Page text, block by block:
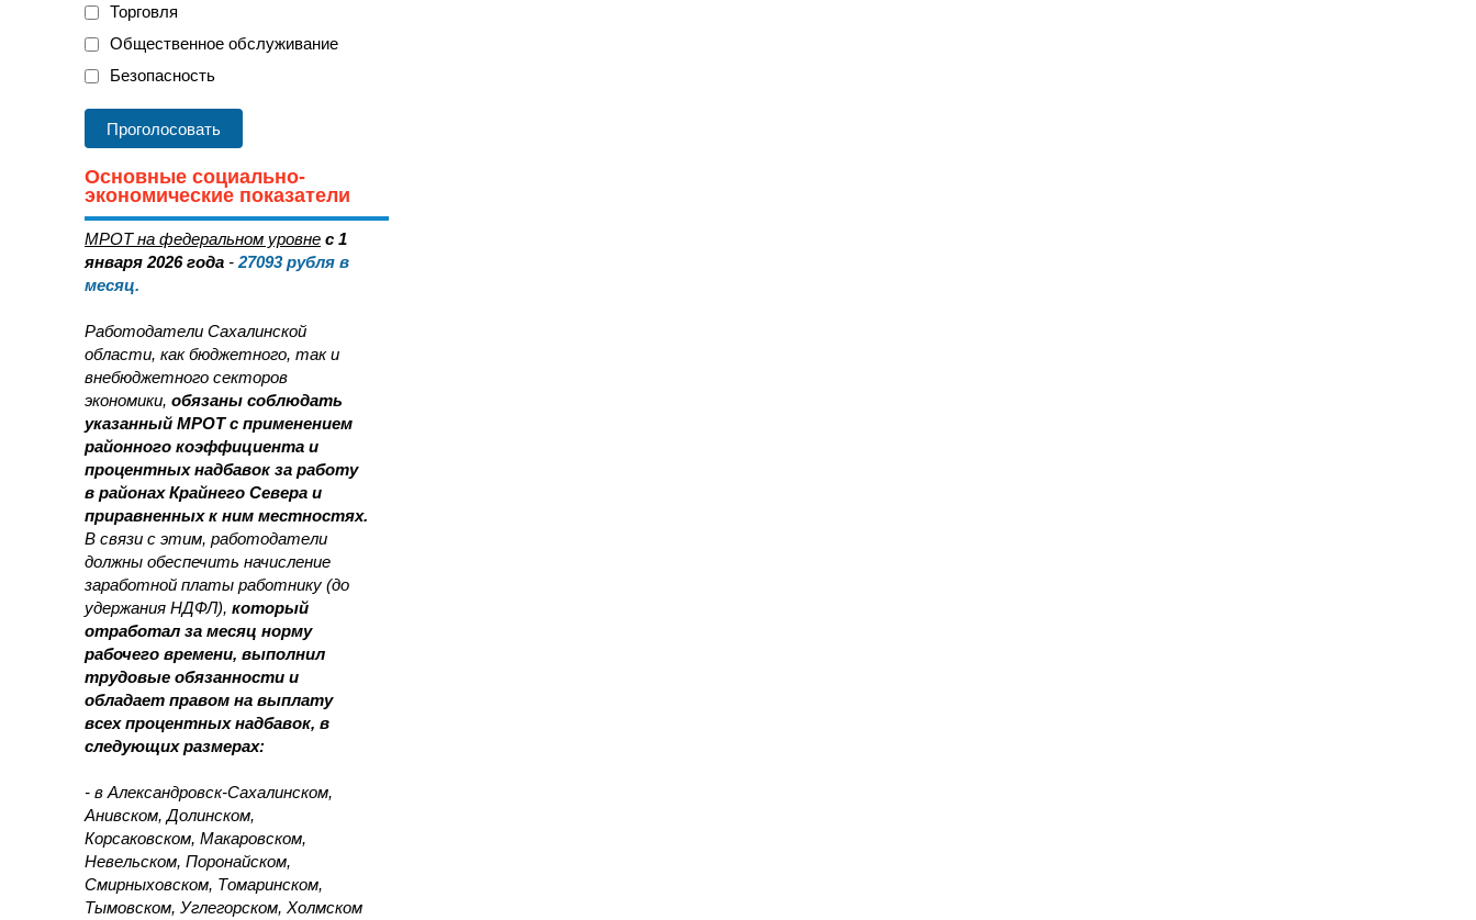
Торговля
Общественное обслуживание
Безопасность
Основные социально-
экономические показатели
МРОТ на федеральном уровне с 1
января 2026 года - 27093рубля в
месяц.
Работодатели Сахалинской
области, как бюджетного, так и
внебюджетного секторов
экономики, обязаны соблюдать
указанный МРОТ с применением
районного коэффициента и
процентных надбавок за работу
в районах Крайнего Севера и
приравненных к ним местностях.
В связи с этим, работодатели
должны обеспечить начисление
заработной платы работнику (до
удержания НДФЛ), который
отработал за месяц норму
рабочего времени, выполнил
трудовые обязанности и
обладает правом на выплату
всех процентных надбавок, в
следующих размерах:
- в Александровск-Сахалинском,
Анивском, Долинском,
Корсаковском, Макаровском,
Невельском, Поронайском,
Смирныховском, Томаринском,
Тымовском, Углегорском, Холмском